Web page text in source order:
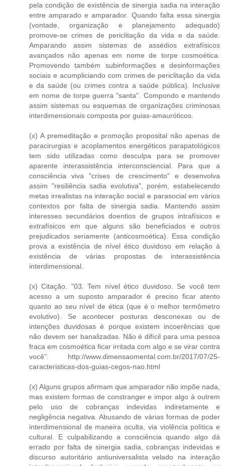
pela condição de existência de sinergia sadia na interação
entre amparado e amparador. Quando falta essa sinergia
(vontade, organização e planejamento adequado)
promove-se crimes de periclitação da vida e da saúde.
Amparando assim sistemas de assédios extrafísicos
avançados não apenas em nome de torpe cosmoética.
Promovendo também subinformações e desinformações
sociais e acumpliciando com crimes de periclitação da vida
e da saúde (ou crimes contra a saúde pública). Inclusive
em nome de torpe guerra "santa". Compondo e mantendo
assim sistemas ou esquemas de organizações criminosas
interdimensionais composta por guias-amauróticos.
(x) A premeditação e promoção proposital não apenas de
paracirurgias e acoplamentos energéticos parapatológicos
tem sido utilizadas como desculpa para se promover
aparente interassistência interconsciencial. Para que a
consciência viva "crises de crescimento" e desenvolva
assim "resiliência sadia evolutiva", porém, estabelecendo
metas irrealistas na interação social e parasocial em vários
contextos por falta de sinergia sadia. Mantendo assim
interesses secundários doentios de grupos intrafísicos e
extrafísicos em que alguns são beneficiados e outros
prejudicados seriamente (anticosmoética). Essa condição
prova a existência de nível ético duvidoso em relação à
existência de várias propostas de interassistência
interdimensional.
(x) Citação. "03. Tem nível ético duvidoso. Se você tem
acesso a um suposto amparador é preciso ficar atento
quanto ao seu nível de ética (que é o melhor termômetro
evolutivo). Se acontecer posturas desconexas ou de
intenções duvidosas é porque existem incoerências que
não devem ser banalizadas. Não é difícil para uma pessoa
fraca em cosmoética ficar irritada com algo e se virar contra
você”: http://www.dimensaomental.com.br/2017/07/25-
caracteristicas-dos-guias-cegos-nao.html
(x) Alguns grupos afirmam que amparador não impõe nada,
mas existem formas de constranger e impor algo à outrem
pelo uso de cobranças indevidas indiretamente e
negligência negativa. Abusando de várias formas de poder
interdimensional de maneira oculta, via violência política e
cultural. E culpabilizando a consciência quando algo dá
errado por falta de sinergia sadia, cobranças indevidas e
discurso autoritário antiuniversalista velado na interação